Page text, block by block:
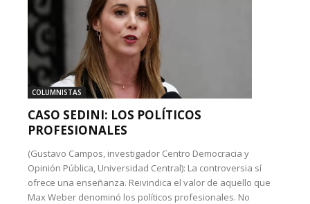
COLUMNISTAS
CASO SEDINI: LOS POLÍTICOS
PROFESIONALES
(Gustavo Campos, investigador Centro Democracia y
Opinión Pública, Universidad Central): La controversia sí
ofrece una enseñanza. Reivindica el valor de aquello que
Max Weber denominó los políticos profesionales. No